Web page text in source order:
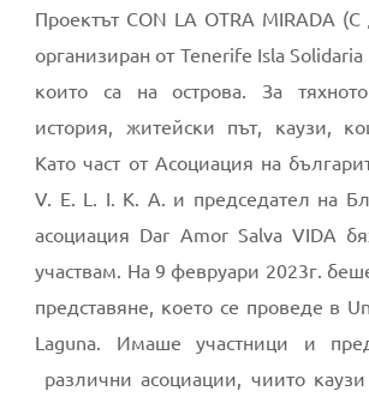
Проектът CON LA OTRA MIRADA (С
организиран от Tenerife Isla
които са на острова. За
история, житейски път, каузи,
Като част от Асоциация на
V. E. L. I. K. A. и председател на
асоциация Dar Amor Salva VIDA
участвам. На 9 февруари 2023г.
представяне, което се проведе в
Laguna. Имаше участници и
различни асоциации, чиито